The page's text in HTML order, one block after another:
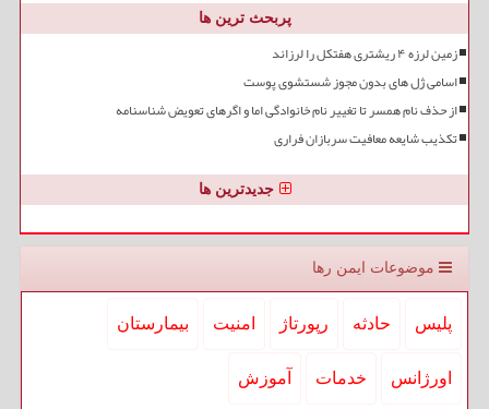
پربحث ترین ها
زمین لرزه ۴ ریشتری هفتکل را لرزاند
اسامی ژل های بدون مجوز شستشوی پوست
از حذف نام همسر تا تغییر نام خانوادگی اما و اگرهای تعویض شناسنامه
تکذیب شایعه معافیت سربازان فراری
جدیدترین ها
موضوعات ایمن رها
پلیس حادثه رپورتاژ امنیت بیمارستان
اورژانس خدمات آموزش